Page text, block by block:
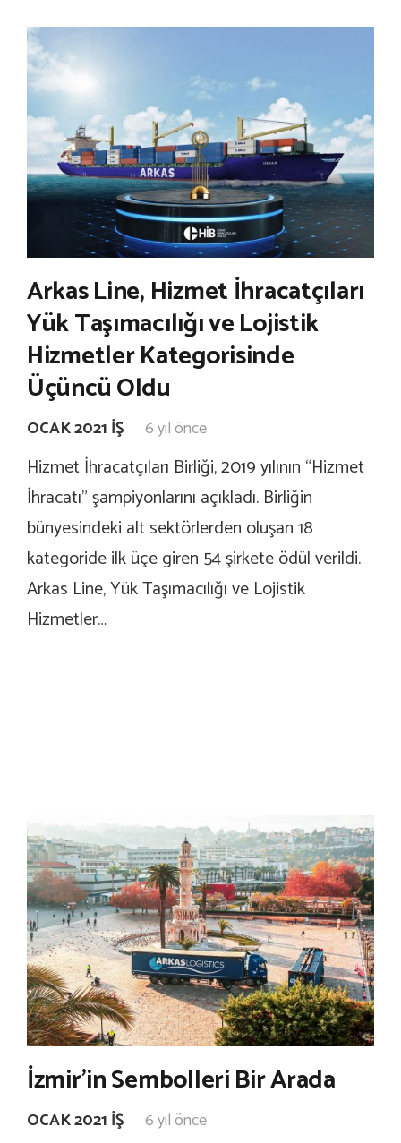
Arkas Line, Hizmet İhracatçıları
Yük Taşımacılığı ve Lojistik
Hizmetler Kategorisinde
Üçüncü Oldu
OCAK 2021 İŞ 6 yıl önce
Hizmet İhracatçıları Birliği, 2019 yılının “Hizmet
İhracatı” şampiyonlarını açıkladı. Birliğin
bünyesindeki alt sektörlerden oluşan 18
kategoride ilk üçe giren 54 şirkete ödül verildi.
Arkas Line, Yük Taşımacılığı ve Lojistik
Hizmetler…
İzmir’in Sembolleri Bir Arada
OCAK 2021 İŞ 6 yıl önce